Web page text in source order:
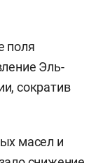
поля
Эль-
сократив
масел и